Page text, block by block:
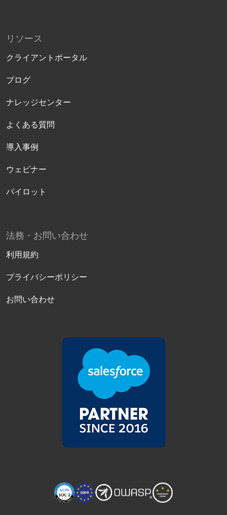
リソース
クライアントポータル
ブログ
ナレッジセンター
よくある質問
導入事例
ウェビナー
パイロット
法務・お問い合わせ
利用規約
プライバシーポリシー
お問い合わせ